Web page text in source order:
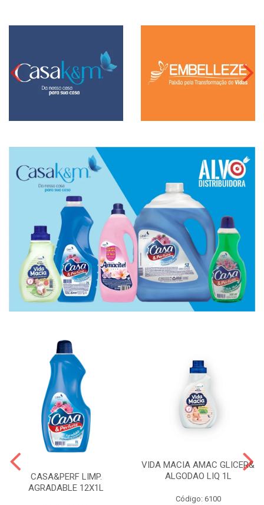
CASA&PERF LIMP.
AGRADABLE 12X1L
VIDA MACIA AMAC GLICER&
ALGODAO LIQ 1L
Código: 6100